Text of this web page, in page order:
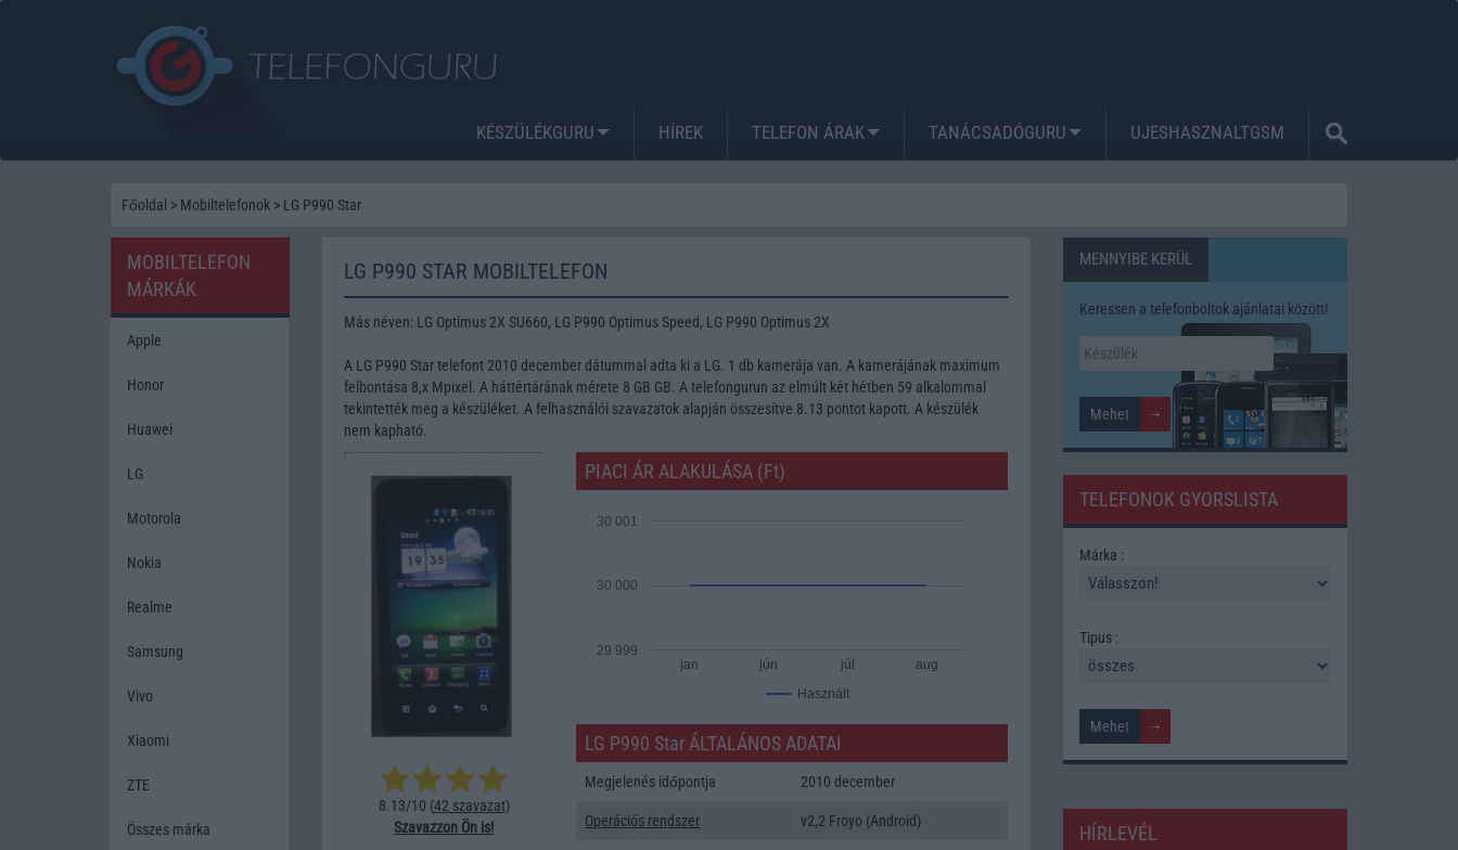
KÉSZÜLÉKGURU HÍREK TELEFON ÁRAK TANÁCSADÓGURU UJESHASZNALTGSM
Főoldal > Mobiltelefonok > LG P990 Star
LG P990 STAR MOBILTELEFON
Más néven: LG Optimus 2X SU660, LG P990 Optimus Speed, LG P990 Optimus 2X
A LG P990 Star telefont 2010 december dátummal adta ki a LG. 1 db kamerája van. A kamerájának maximum
felbontása 8,x Mpixel. A háttértárának mérete 8 GB GB. A telefongurun az elmúlt két hétben 59 alkalommal
tekintették meg a készüléket. A felhasználói szavazatok alapján összesítve 8.13 pontot kapott. A készülék
nem kapható.
8.13/10 (42 szavazat)
Szavazzon Ön is!
PIACI ÁR ALAKULÁSA (Ft)
Használt
jan jún júl aug
29 999
30 000
30 001
LG P990 Star ÁLTALÁNOS ADATAI
Megjelenés időpontja 2010 december
Operációs rendszer v2,2 Froyo (Android)
MENNYIBE KERÜL
Keressen a telefonboltok ajánlatai között!
TELEFONOK GYORSLISTA
Márka :
Tipus :
HÍRLEVÉL
MOBILTELEFON
MÁRKÁK
Apple
Honor
Huawei
LG
Motorola
Nokia
Realme
Samsung
Vivo
Xiaomi
ZTE
Összes márka